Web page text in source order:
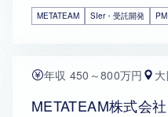
METATEAM SIer・受託開発
年収 450～800万円
METATEAM株式会